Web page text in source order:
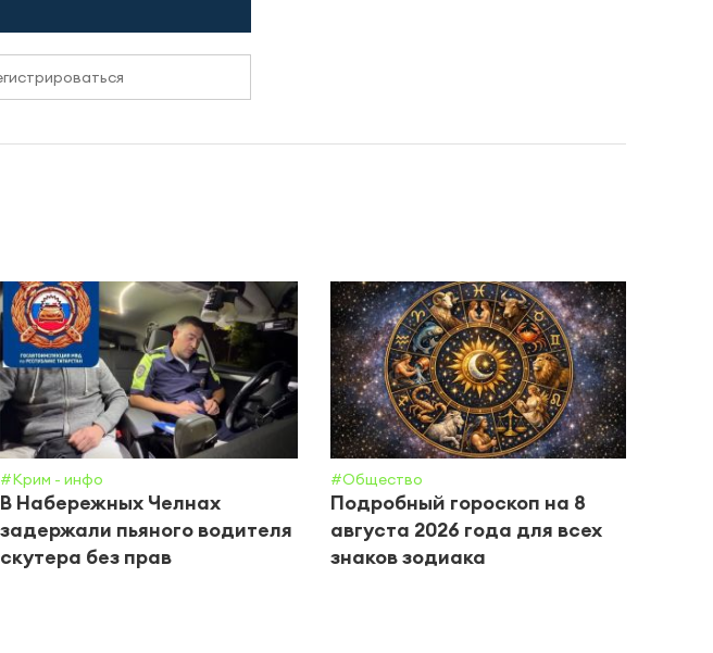
#Крим - инфо
В Набережных Челнах
задержали пьяного водителя
скутера без прав
#Общество
Подробный гороскоп на 8
августа 2026 года для всех
знаков зодиака